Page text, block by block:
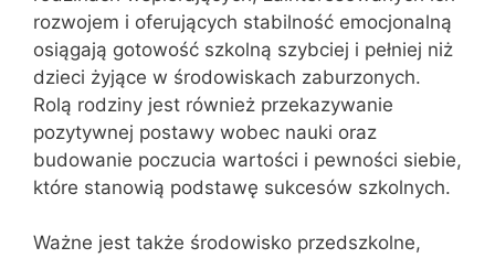
rozwojem i oferujących stabilność emocjonalną
osiągają gotowość szkolną szybciej i pełniej niż
dzieci żyjące w środowiskach zaburzonych.
Rolą rodziny jest również przekazywanie
pozytywnej postawy wobec nauki oraz
budowanie poczucia wartości i pewności siebie,
które stanowią podstawę sukcesów szkolnych.
Ważne jest także środowisko przedszkolne,